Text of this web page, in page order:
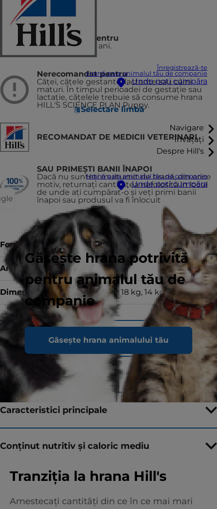
Înregistrează-te
Hrană para animalul tău de companie
Unde poți cumpăra
Selectare limbă
Navigare
Învățați
Despre Hill's
Hrană para animalul tău de companie
Unde poți cumpăra
Găsește hrana potrivită
pentru animalul tău de
companie
Găsește hrana animalului tău
Puncte forte
Recomandat pentru
Câini adulţi 1 - 6 ani.
Nerecomandat pentru
Căţei, căţele gestante, lactante sau câini
maturi. În timpul perioadei de gestaţie sau
lactație, căţelele trebuie să consume hrana
HILL'S SCIENCE PLAN Puppy.
RECOMANDAT DE MEDICII VETERINARI
SAU PRIMEȘTI BANII ÎNAPOI
Dacă nu sunteți mulțumit de hrană, din orice
motiv, returnați cantitatea nefolosită în locul
de unde ați cumpărat-o și veți primi banii
înapoi sau produsul va fi înlocuit
Forma Hrană uscată
Aroma
Dimensiuni 18 kg, 2.5 kg, 18 kg, 14 kg
Ingrediente
Sfaturi pentru hrănire
Caracteristici principale
Conținut nutritiv și caloric mediu
Tranziția la hrana Hill's
Amestecați cantități din ce în ce mai mari